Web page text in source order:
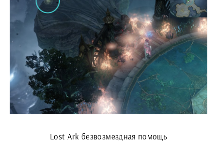
Lost Ark безвозмездная помощь